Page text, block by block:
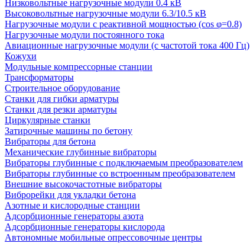
Низковольтные нагрузочные модули 0.4 кВ
Высоковольтные нагрузочные модули 6.3/10.5 кВ
Нагрузочные модули с реактивной мощностью (cos φ=0.8)
Нагрузочные модули постоянного тока
Авиационные нагрузочные модули (с частотой тока 400 Гц)
Кожухи
Модульные компрессорные станции
Трансформаторы
Строительное оборудование
Станки для гибки арматуры
Станки для резки арматуры
Циркулярные станки
Затирочные машины по бетону
Вибраторы для бетона
Механические глубинные вибраторы
Вибраторы глубинные с подключаемым преобразователем
Вибраторы глубинные со встроенным преобразователем
Внешние высокочастотные вибраторы
Виброрейки для укладки бетона
Азотные и кислородные станции
Адсорбционные генераторы азота
Адсорбционные генераторы кислорода
Автономные мобильные опрессовочные центры